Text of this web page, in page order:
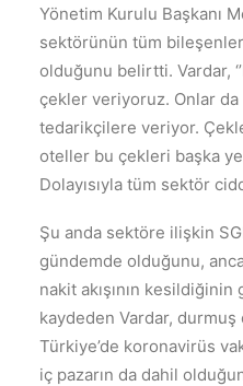
Yönetim Kurulu Başkanı
sektörünün tüm
olduğunu belirtti. Vardar,
çekler veriyoruz. Onlar
tedarikçilere veriyor.
oteller bu çekleri başka
Dolayısıyla tüm sektör
Şu anda sektöre ilişkin
gündemde olduğunu,
nakit akışının
kaydeden Vardar, durmuş
Türkiye’de koronavirüs
iç pazarın da dahil